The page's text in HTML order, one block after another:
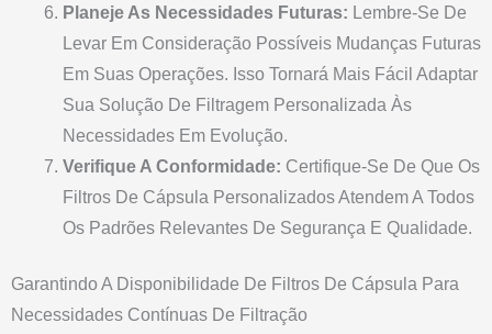
Planeje As Necessidades Futuras: Lembre-Se De
Levar Em Consideração Possíveis Mudanças Futuras
Em Suas Operações. Isso Tornará Mais Fácil Adaptar
Sua Solução De Filtragem Personalizada Às
Necessidades Em Evolução.
Verifique A Conformidade: Certifique-Se De Que Os
Filtros De Cápsula Personalizados Atendem A Todos
Os Padrões Relevantes De Segurança E Qualidade.
Garantindo A Disponibilidade De Filtros De Cápsula Para
Necessidades Contínuas De Filtração